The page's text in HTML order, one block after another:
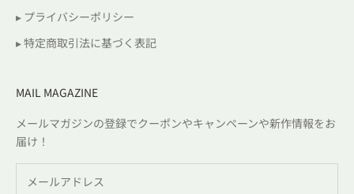
▸ プライバシーポリシー
▸ 特定商取引法に基づく表記
MAIL MAGAZINE
メールマガジンの登録でクーポンやキャンペーンや新作情報をお
届け！